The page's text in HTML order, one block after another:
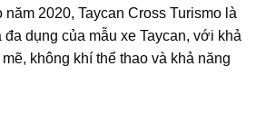
2020, Taycan Cross Turismo là
đa dụng của mẫu xe Taycan, với khả
không khí thể thao và khả năng